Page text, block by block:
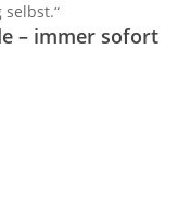
– immer sofort